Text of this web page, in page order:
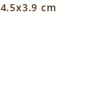
4.5x3.9 cm